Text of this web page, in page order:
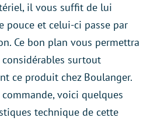
il vous suffit de lui
pouce et celui-ci passe par
Ce bon plan vous permettra
surtout
ce produit chez Boulanger.
voici quelques
technique de cette